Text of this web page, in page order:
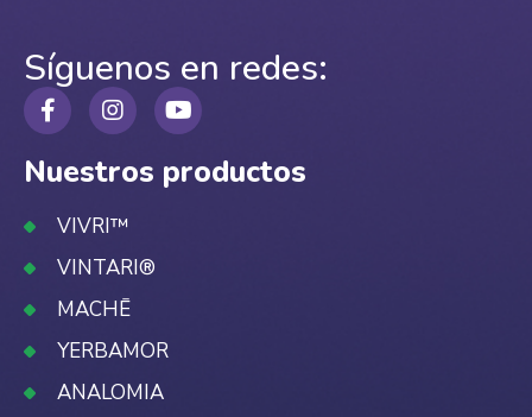
Síguenos en redes:
Nuestros productos
VIVRI™
VINTARI®
MACHĒ
YERBAMOR
ANALOMIA